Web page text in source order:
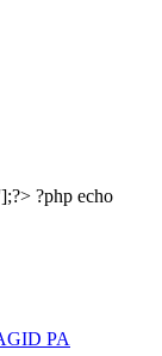
?php echo